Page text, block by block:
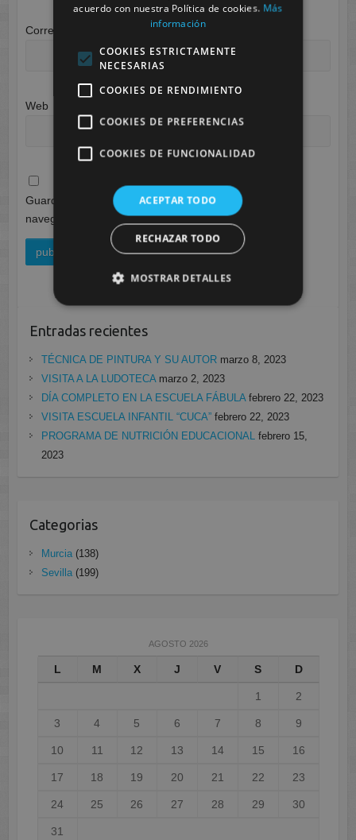
Correo electrónico
Web
Guarda mi nombre, correo electrónico y web en este
navegador para la próxima vez que comente.
Entradas recientes
TÉCNICA DE PINTURA Y SU AUTOR marzo 8, 2023
VISITA A LA LUDOTECA marzo 2, 2023
DÍA COMPLETO EN LA ESCUELA FÁBULA febrero 22, 2023
VISITA ESCUELA INFANTIL “CUCA” febrero 22, 2023
PROGRAMA DE NUTRICIÓN EDUCACIONAL febrero 15,
2023
Categorias
Murcia(138)
Sevilla(199)
AGOSTO 2026
L M X J V S D
1 2
3 4 5 6 7 8 9
10 11 12 13 14 15 16
17 18 19 20 21 22 23
24 25 26 27 28 29 30
31
acuerdo con nuestra Política de cookies. Más
información
COOKIES ESTRICTAMENTE
NECESARIAS
COOKIES DE RENDIMIENTO
COOKIES DE PREFERENCIAS
COOKIES DE FUNCIONALIDAD
ACEPTAR TODO
RECHAZAR TODO
MOSTRAR DETALLES